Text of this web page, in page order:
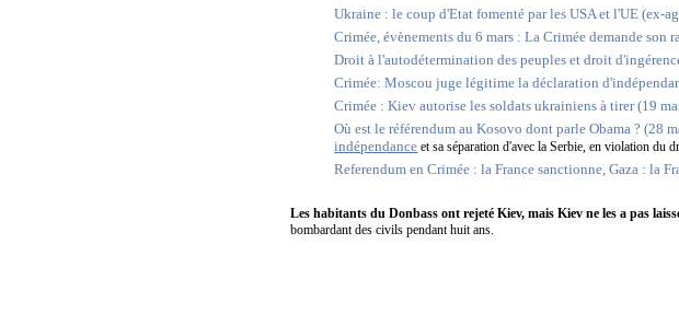
Ukraine : le coup d'Etat fomenté par les USA et l'UE (ex-
Crimée, évènements du 6 mars : La Crimée demande son
Droit à l'autodétermination des peuples et droit
Crimée: Moscou juge légitime la déclaration
Crimée : Kiev autorise les soldats ukrainiens à tirer (19
Où est le référendum au Kosovo dont parle Obama ? (28
indépendance et sa séparation d'avec la Serbie, en violation du
Referendum en Crimée : la France sanctionne, Gaza : la
Les habitants du Donbass ont rejeté Kiev, mais Kiev ne les a pas
bombardant des civils pendant huit ans.